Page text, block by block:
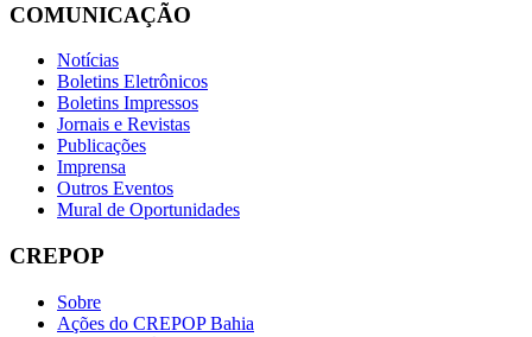
COMUNICAÇÃO
Notícias
Boletins Eletrônicos
Boletins Impressos
Jornais e Revistas
Publicações
Imprensa
Outros Eventos
Mural de Oportunidades
CREPOP
Sobre
Ações do CREPOP Bahia